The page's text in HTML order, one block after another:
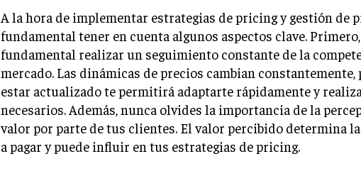
A la hora de implementar estrategias de pricing y gestión de
fundamental tener en cuenta algunos aspectos clave.
fundamental realizar un seguimiento constante de la
mercado. Las dinámicas de precios cambian constantemente,
estar actualizado te permitirá adaptarte rápidamente y
necesarios. Además, nunca olvides la importancia de la
valor por parte de tus clientes. El valor percibido determina
a pagar y puede influir en tus estrategias de pricing.